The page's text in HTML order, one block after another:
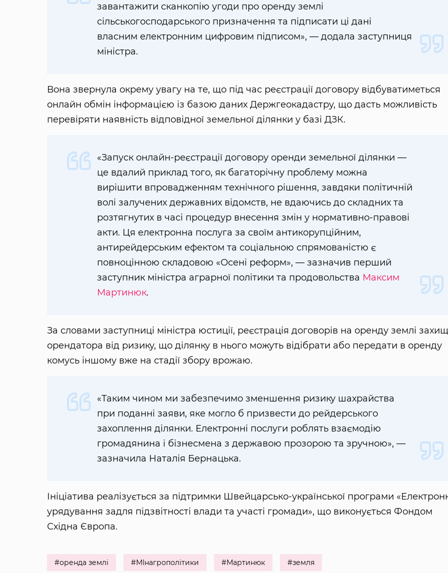
завантажити сканкопію угоди про оренду землі
сільськогосподарського призначення та підписати ці дані
власним електронним цифровим підписом», — додала заступниця
міністра.
Вона звернула окрему увагу на те, що під час реєстрації договору відбуватиметься
онлайн обмін інформацією із базою даних Держгеокадастру, що дасть можливість
перевіряти наявність відповідної земельної ділянки у базі ДЗК.
«Запуск онлайн-реєстрації договору оренди земельної ділянки —
це вдалий приклад того, як багаторічну проблему можна
вирішити впровадженням технічного рішення, завдяки політичній
волі залучених державних відомств, не вдаючись до складних та
розтягнутих в часі процедур внесення змін у нормативно-правові
акти. Ця електронна послуга за своїм антикорупційним,
антирейдерським ефектом та соціальною спрямованістю є
повноцінною складовою «Осені реформ», — зазначив перший
заступник міністра аграрної політики та продовольства Максим
Мартинюк.
За словами заступниці міністра юстиції, реєстрація договорів на оренду землі
орендатора від ризику, що ділянку в нього можуть відібрати або передати в оренду
комусь іншому вже на стадії збору врожаю.
«Таким чином ми забезпечимо зменшення ризику шахрайства
при поданні заяви, яке могло б призвести до рейдерського
захоплення ділянки. Електронні послуги роблять взаємодію
громадянина і бізнесмена з державою прозорою та зручною», —
зазначила Наталія Бернацька.
Ініціатива реалізується за підтримки Швейцарсько-української програми
урядування задля підзвітності влади та участі громади», що виконується Фондом
Східна Європа.
#оренда землі #МІнагрополітики #Мартинюк #земля